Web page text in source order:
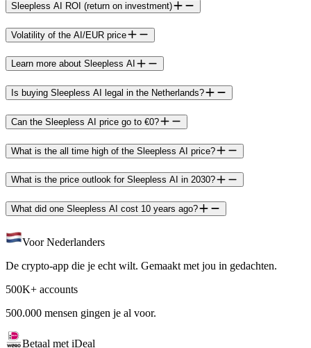
Sleepless AI ROI (return on investment)
Volatility of the AI/EUR price
Learn more about Sleepless AI
Is buying Sleepless AI legal in the Netherlands?
Can the Sleepless AI price go to €0?
What is the all time high of the Sleepless AI price?
What is the price outlook for Sleepless AI in 2030?
What did one Sleepless AI cost 10 years ago?
Voor Nederlanders
De crypto-app die je echt wilt. Gemaakt met jou in gedachten.
500K+ accounts
500.000 mensen gingen je al voor.
Betaal met iDeal